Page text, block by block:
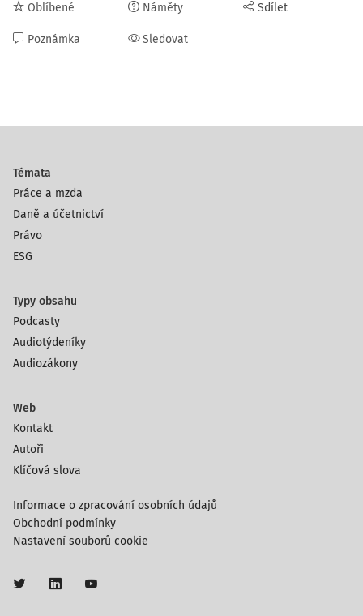
Oblíbené
Poznámka
Náměty
Sledovat
Sdílet
Témata
Práce a mzda
Daně a účetnictví
Právo
ESG
Typy obsahu
Podcasty
Audiotýdeníky
Audiozákony
Web
Kontakt
Autoři
Klíčová slova
Informace o zpracování osobních údajů
Obchodní podmínky
Nastavení souborů cookie